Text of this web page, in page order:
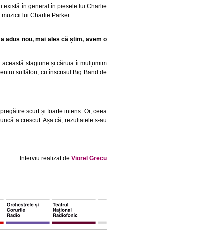
există în general în piesele lui Charlie
lui Charlie Parker.
adus nou, mai ales că știm, avem o
stagiune și căruia îi mulțumim
suflători, cu înscrisul Big Band de
scurt și foarte intens. Or, ceea
a crescut. Așa că, rezultatele s-au
Interviu realizat de Viorel Grecu